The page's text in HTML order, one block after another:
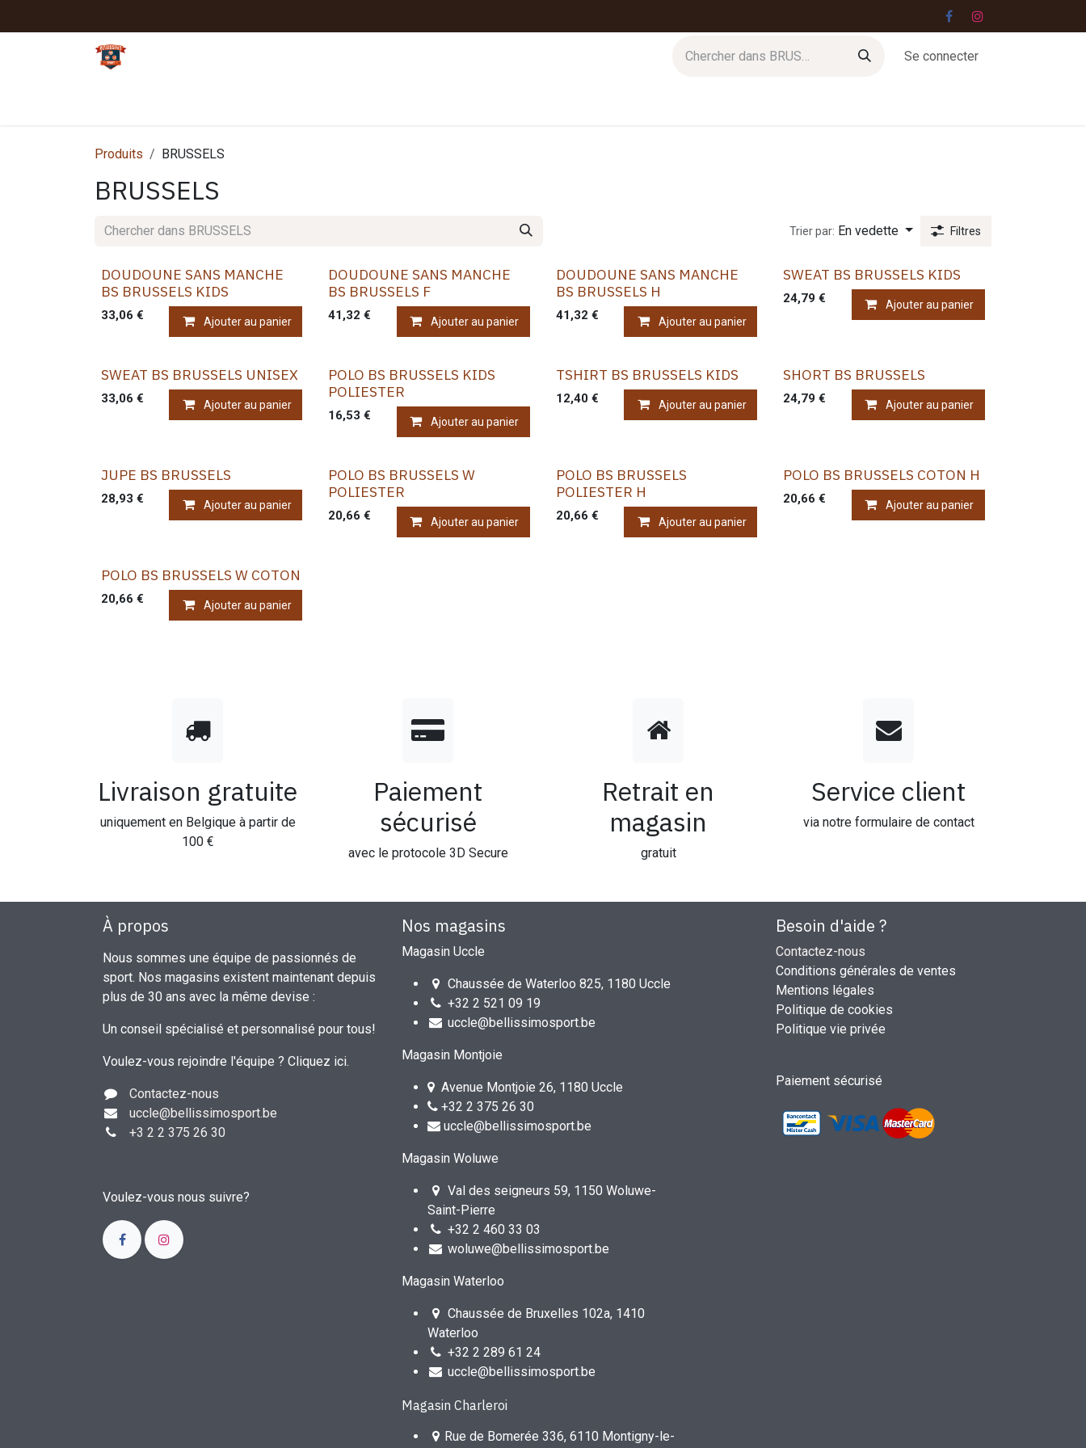
Se connecter
Produits BRUSSELS
BRUSSELS
Trier par: En vedette Filtres
DOUDOUNE SANS MANCHE
BS BRUSSELS KIDS
33,06 € Ajouter au panier
DOUDOUNE SANS MANCHE
BS BRUSSELS F
41,32 € Ajouter au panier
DOUDOUNE SANS MANCHE
BS BRUSSELS H
41,32 € Ajouter au panier
SWEAT BS BRUSSELS KIDS
24,79 € Ajouter au panier
SWEAT BS BRUSSELS UNISEX
33,06 € Ajouter au panier
POLO BS BRUSSELS KIDS
POLIESTER
16,53 € Ajouter au panier
TSHIRT BS BRUSSELS KIDS
12,40€ Ajouter au panier
SHORT BS BRUSSELS
24,79 € Ajouter au panier
JUPE BS BRUSSELS
28,93 € Ajouter au panier
POLO BS BRUSSELS W
POLIESTER
20,66 € Ajouter au panier
POLO BS BRUSSELS
POLIESTER H
20,66 € Ajouter au panier
POLO BS BRUSSELS COTON H
20,66 € Ajouter au panier
POLO BS BRUSSELS W COTON
20,66 € Ajouter au panier
Livraison gratuite
uniquement en Belgique à partir de
100 €
Paiement
sécurisé
avec le protocole 3D Secure
Retrait en
magasin
gratuit
Service client
via notre formulaire de contact
Besoin d'aide ?
Contactez-nous
Conditions générales de ventes
Mentions légales
Politique de cookies
Politique vie privée
Paiement sécurisé
Nos magasins
Magasin Uccle
Chaussée de Waterloo 825, 1180 Uccle
+32 2 521 09 19
uccle@bellissimosport.be
Magasin Montjoie
Avenue Montjoie 26, 1180 Uccle
+32 2 375 26 30
uccle@bellissimosport.be
Magasin Woluwe
Val des seigneurs 59, 1150 Woluwe-
Saint-Pierre
+32 2 460 33 03
woluwe@bellissimosport.be
Magasin Waterloo
Chaussée de Bruxelles 102a, 1410
Waterloo
+32 2 289 61 24
uccle@bellissimosport.be
Magasin Charleroi
Rue de Bomerée 336, 6110 Montigny-le-
À propos
Nous sommes une équipe de passionnés de
sport. Nos magasins existent maintenant depuis
plus de 30 ans avec la même devise :
Un conseil spécialisé et personnalisé pour tous!
Voulez-vous rejoindre l'équipe ? Cliquez ici.
Contactez-nous
uccle@bellissimosport.be
+3 2 2 375 26 30
Voulez-vous nous suivre?